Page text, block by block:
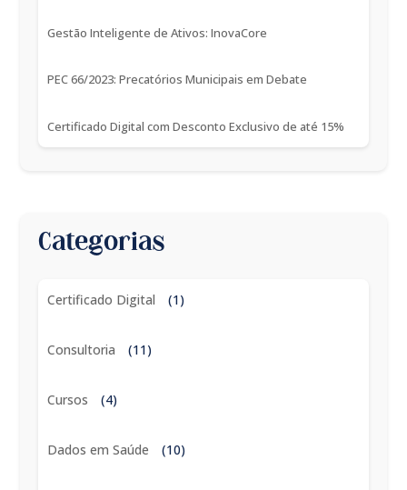
Gestão Inteligente de Ativos: InovaCore
PEC 66/2023: Precatórios Municipais em Debate
Certificado Digital com Desconto Exclusivo de até 15%
Categorias
Certificado Digital (1)
Consultoria (11)
Cursos (4)
Dados em Saúde (10)